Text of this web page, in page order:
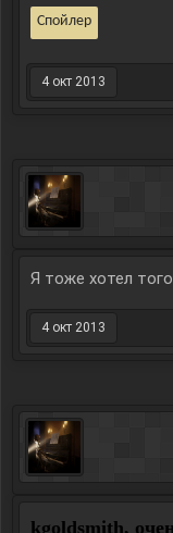
Спойлер
4 окт 2013
Я тоже хотел
4 окт 2013
kgoldsmith,